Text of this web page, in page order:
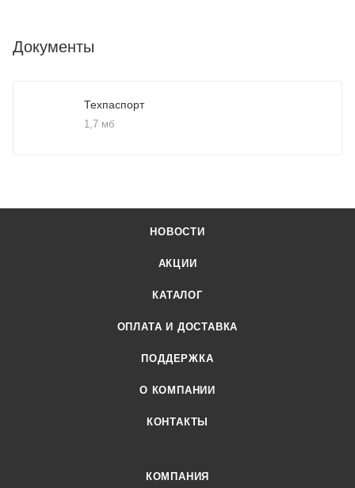
Документы
Техпаспорт
1,7 мб
НОВОСТИ
АКЦИИ
КАТАЛОГ
ОПЛАТА И ДОСТАВКА
ПОДДЕРЖКА
О КОМПАНИИ
КОНТАКТЫ
КОМПАНИЯ